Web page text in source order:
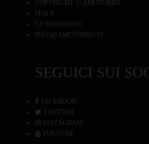
COPYRIGHT © AMOTOMIO
ITALY
CF 93039110155
INFO@AMOTOMIO.IT
SEGUICI SUI
FACEBOOK
TWITTER
INSTAGRAM
YOUTUBE